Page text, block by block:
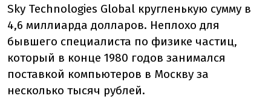
Sky Technologies Global кругленькую сумму в
4,6 миллиарда долларов. Неплохо для
бывшего специалиста по физике частиц,
который в конце 1980 годов занимался
поставкой компьютеров в Москву за
несколько тысяч рублей.